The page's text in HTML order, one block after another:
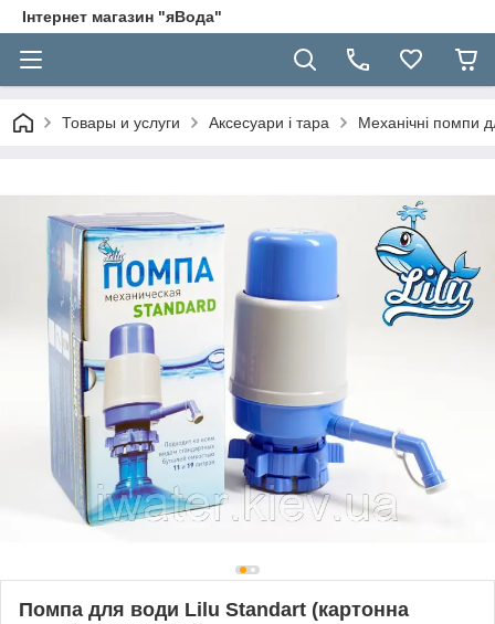
Інтернет магазин "яВода"
Товары и услуги Аксесуари і тара Механічні помпи
Помпа для води Lilu Standart (картонна